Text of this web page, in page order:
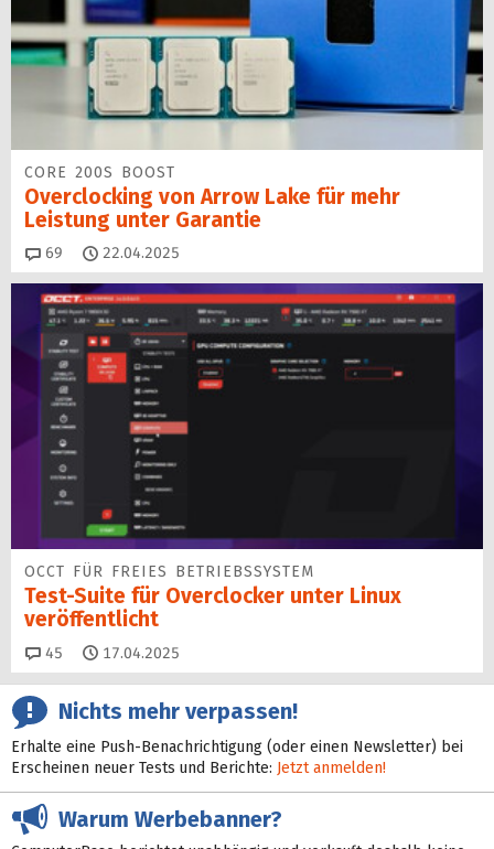
CORE 200S BOOST
Overclocking von Arrow Lake für mehr
Leistung unter Garantie
69 Kommentare
22.04.2025
OCCT FÜR FREIES BETRIEBSSYSTEM
Test-Suite für Overclocker unter Linux
veröffentlicht
45 Kommentare
17.04.2025
Nichts mehr verpassen!
Erhalte eine Push-Benachrichtigung (oder einen Newsletter) bei
Erscheinen neuer Tests und Berichte: Jetzt anmelden!
Warum Werbebanner?